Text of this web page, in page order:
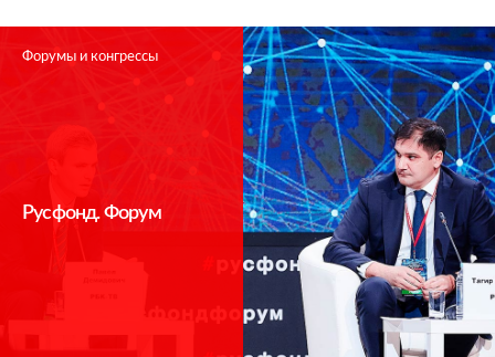
Форумы и конгрессы
Русфонд. Форум